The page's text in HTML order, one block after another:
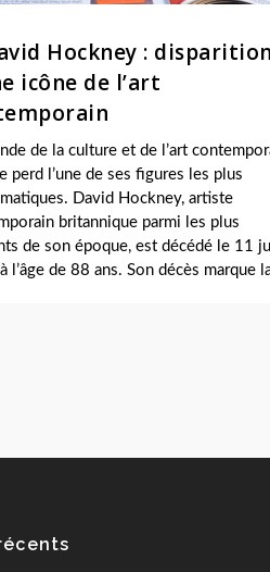
Hockney : disparition
icône de l’art
de la culture et de l’art
perd l’une de ses figures les plus
David Hockney, artiste
britannique parmi les plus
de son époque, est décédé le 11
l’âge de 88 ans. Son décès marque